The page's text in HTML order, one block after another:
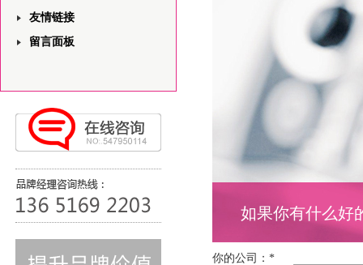
友情链接
留言面板
如果你有什么好
你的公司：*